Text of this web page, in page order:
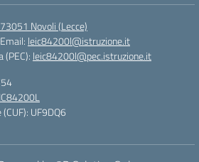
Novoli (Lecce)
Email: leic84200l@istruzione.it
leic84200l@pec.istruzione.it
UF9DQ6